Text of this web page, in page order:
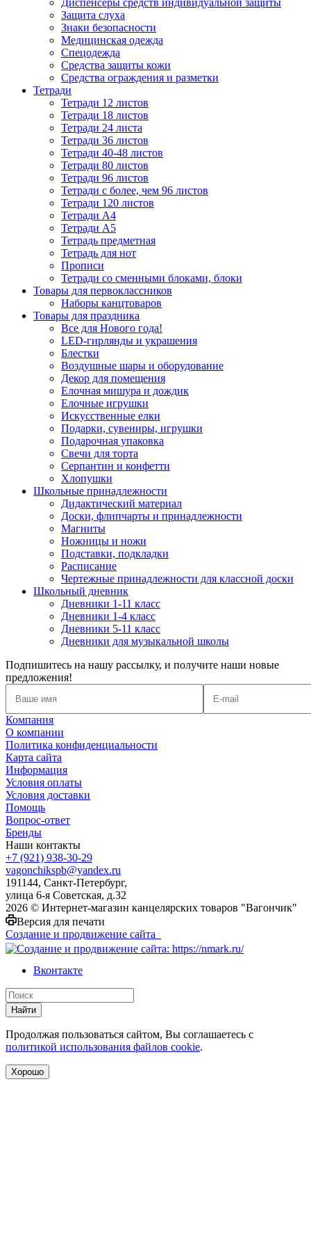
Диспенсеры средств индивидуальной защиты
Защита слуха
Знаки безопасности
Медицинская одежда
Спецодежда
Средства защиты кожи
Средства ограждения и разметки
Тетради
Тетради 12 листов
Тетради 18 листов
Тетради 24 листа
Тетради 36 листов
Тетради 40-48 листов
Тетради 80 листов
Тетради 96 листов
Тетради с более, чем 96 листов
Тетради 120 листов
Тетради А4
Тетради А5
Тетрадь предметная
Тетрадь для нот
Прописи
Тетради со сменными блоками, блоки
Товары для первоклассников
Наборы канцтоваров
Товары для праздника
Все для Нового года!
LED-гирлянды и украшения
Блестки
Воздушные шары и оборудование
Декор для помещения
Елочная мишура и дождик
Елочные игрушки
Искусственные елки
Подарки, сувениры, игрушки
Подарочная упаковка
Свечи для торта
Серпантин и конфетти
Хлопушки
Школьные принадлежности
Дидактический материал
Доски, флипчарты и принадлежности
Магниты
Ножницы и ножи
Подставки, подкладки
Расписание
Чертежные принадлежности для классной доски
Школьный дневник
Дневники 1-11 класс
Дневники 1-4 класс
Дневники 5-11 класс
Дневники для музыкальной школы
Подпишитесь на нашу рассылку, и получите наши новые
предложения!
Компания
О компании
Политика конфиденциальности
Карта сайта
Информация
Условия оплаты
Условия доставки
Помощь
Вопрос-ответ
Бренды
Наши контакты
+7 (921) 938-30-29
vagonchikspb@yandex.ru
191144, Санкт-Петербург,
улица 6-я Советская, д.32
2026 © Интернет-магазин канцелярских товаров "Вагончик"
Версия для печати
Создание и продвижение сайта
Вконтакте
Найти
Продолжая пользоваться сайтом, Вы соглашаетесь с
политикой использования файлов cookie.
Хорошо